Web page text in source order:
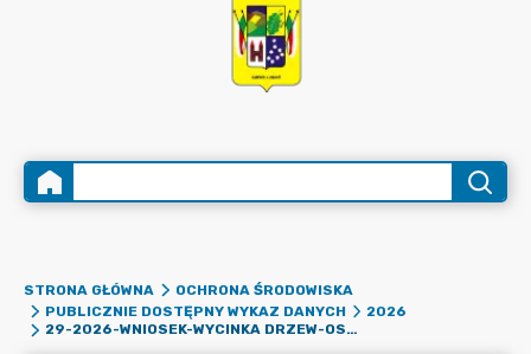
STRONA GŁÓWNA
OCHRONA ŚRODOWISKA
PUBLICZNIE DOSTĘPNY WYKAZ DANYCH
2026
29-2026-WNIOSEK-WYCINKA DRZEW-OSOBA PRAWNA